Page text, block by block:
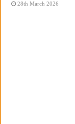
28th March 2026